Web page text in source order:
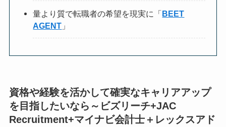
量より質で転職者の希望を現実に「BEET
AGENT 」
資格や経験を活かして確実なキャリアアップ
を目指したいなら～ビズリーチ+JAC
Recruitment+マイナビ会計士＋レックスアド